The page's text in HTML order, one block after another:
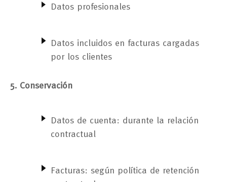
Datos profesionales
Datos incluidos en facturas cargadas
por los clientes
5. Conservación
Datos de cuenta: durante la relación
contractual
Facturas: según política de retención